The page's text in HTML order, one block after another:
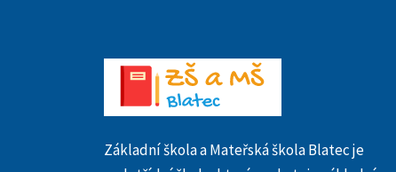
Základní škola a Mateřská škola Blatec je